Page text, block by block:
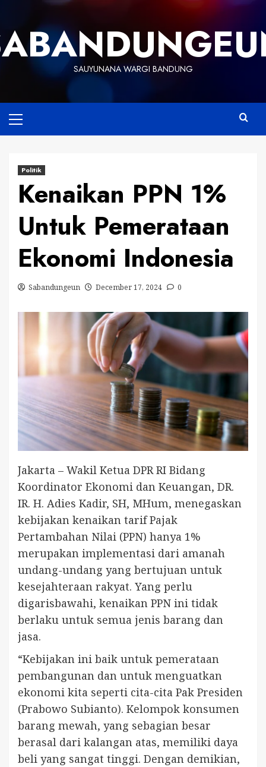
content
SAUYUNANA WARGI BANDUNG
Menu
Politik
Kenaikan PPN 1%
Untuk Pemerataan
Ekonomi Indonesia
Sabandungeun December 17, 2024 0
Jakarta – Wakil Ketua DPR RI Bidang
Koordinator Ekonomi dan Keuangan, DR.
IR. H. Adies Kadir, SH, MHum, menegaskan
kebijakan kenaikan tarif Pajak
Pertambahan Nilai (PPN) hanya 1%
merupakan implementasi dari amanah
undang-undang yang bertujuan untuk
kesejahteraan rakyat. Yang perlu
digarisbawahi, kenaikan PPN ini tidak
berlaku untuk semua jenis barang dan
jasa.
“Kebijakan ini baik untuk pemerataan
pembangunan dan untuk menguatkan
ekonomi kita seperti cita-cita Pak Presiden
(Prabowo Subianto). Kelompok konsumen
barang mewah, yang sebagian besar
berasal dari kalangan atas, memiliki daya
beli yang sangat tinggi. Dengan demikian,